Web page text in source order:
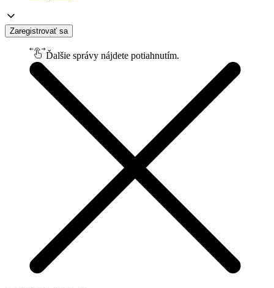
Zaregistrovať sa
Ďalšie správy nájdete potiahnutím.